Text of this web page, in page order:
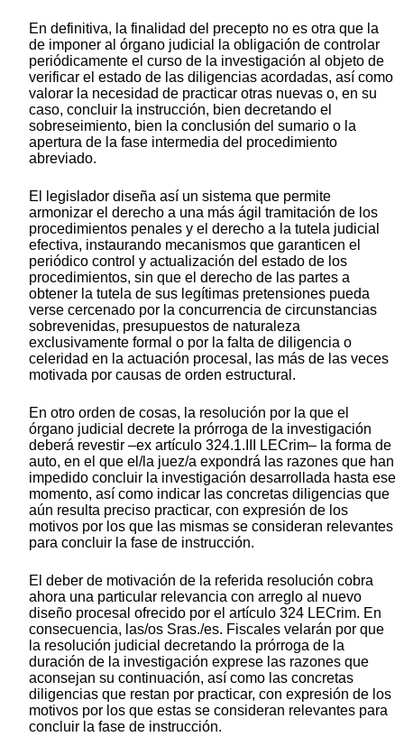
En definitiva, la finalidad del precepto no es otra que la
de imponer al órgano judicial la obligación de controlar
periódicamente el curso de la investigación al objeto de
verificar el estado de las diligencias acordadas, así como
valorar la necesidad de practicar otras nuevas o, en su
caso, concluir la instrucción, bien decretando el
sobreseimiento, bien la conclusión del sumario o la
apertura de la fase intermedia del procedimiento
abreviado.
El legislador diseña así un sistema que permite
armonizar el derecho a una más ágil tramitación de los
procedimientos penales y el derecho a la tutela judicial
efectiva, instaurando mecanismos que garanticen el
periódico control y actualización del estado de los
procedimientos, sin que el derecho de las partes a
obtener la tutela de sus legítimas pretensiones pueda
verse cercenado por la concurrencia de circunstancias
sobrevenidas, presupuestos de naturaleza
exclusivamente formal o por la falta de diligencia o
celeridad en la actuación procesal, las más de las veces
motivada por causas de orden estructural.
En otro orden de cosas, la resolución por la que el
órgano judicial decrete la prórroga de la investigación
deberá revestir –ex artículo 324.1.III LECrim– la forma de
auto, en el que el/la juez/a expondrá las razones que han
impedido concluir la investigación desarrollada hasta ese
momento, así como indicar las concretas diligencias que
aún resulta preciso practicar, con expresión de los
motivos por los que las mismas se consideran relevantes
para concluir la fase de instrucción.
El deber de motivación de la referida resolución cobra
ahora una particular relevancia con arreglo al nuevo
diseño procesal ofrecido por el artículo 324 LECrim. En
consecuencia, las/os Sras./es. Fiscales velarán por que
la resolución judicial decretando la prórroga de la
duración de la investigación exprese las razones que
aconsejan su continuación, así como las concretas
diligencias que restan por practicar, con expresión de los
motivos por los que estas se consideran relevantes para
concluir la fase de instrucción.